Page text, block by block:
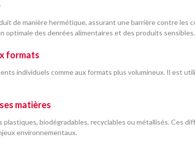
de manière hermétique, assurant une barrière contre
optimale des denrées alimentaires et des produits sensibles.
formats
individuels comme aux formats plus volumineux. Il est
matières
biodégradables, recyclables ou métallisés. Ces
environnementaux.